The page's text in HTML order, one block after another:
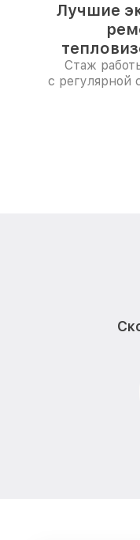
Лучшие
Стаж
с регулярной